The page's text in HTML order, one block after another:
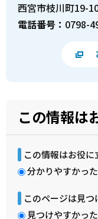
西宮市枝川町19-
電話番号： 0798-
この情報は
この情報はお役に
分かりやすかった
このページは見つ
見つけやすかった